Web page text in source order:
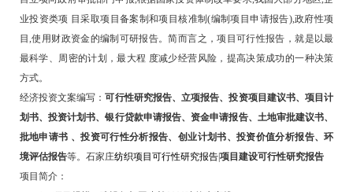
业投资类项 目采取项目备案制和项目核准制(编制项目申请报告),政府性项
目,使用财政资金的编制可研报告。简而言之，项目可行性报告，就是以最
最科学、周密的计划，最大程 度减少经营风险，提高决策成功的一种决策
方式。
经济投资文案编写：可行性研究报告、立项报告、投资项目建议书、项目计
划书、投资计划书、银行贷款申请报告、资金申请报告、 土地审批建议书、
批地申请书 、投资可行性分析报告、创业计划书、投资价值分析报告、环
境评估报告等。石家庄纺织项目可行性研究报告|项目建设可行性研究报告
项目简介：